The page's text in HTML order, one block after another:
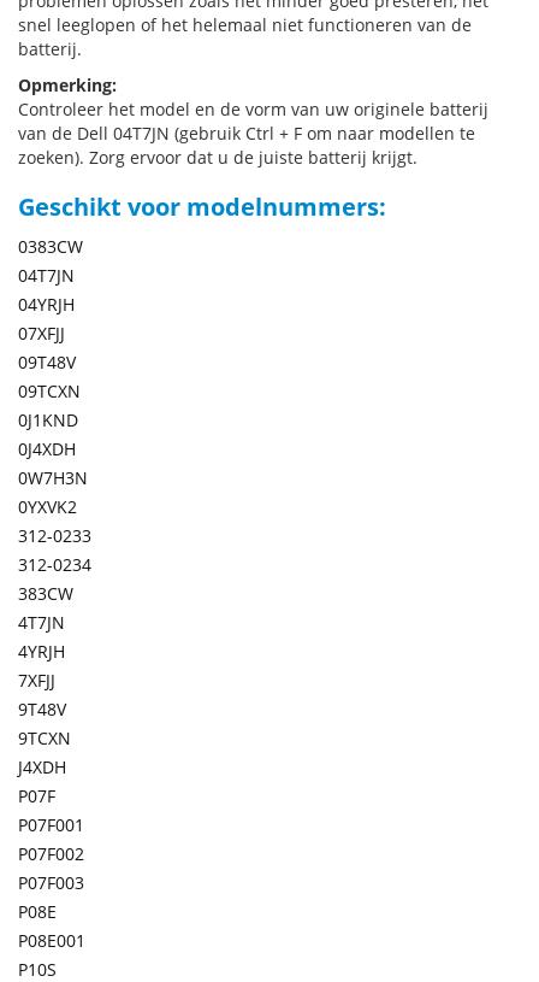
snel leeglopen of het helemaal niet functioneren van de
batterij.
Opmerking:
Controleer het model en de vorm van uw originele batterij
van de Dell 04T7JN (gebruik Ctrl + F om naar modellen te
zoeken). Zorg ervoor dat u de juiste batterij krijgt.
Geschikt voor modelnummers:
0383CW
04T7JN
04YRJH
07XFJJ
09T48V
09TCXN
0J1KND
0J4XDH
0W7H3N
0YXVK2
312-0233
312-0234
383CW
4T7JN
4YRJH
7XFJJ
9T48V
9TCXN
J4XDH
P07F
P07F001
P07F002
P07F003
P08E
P08E001
P10S